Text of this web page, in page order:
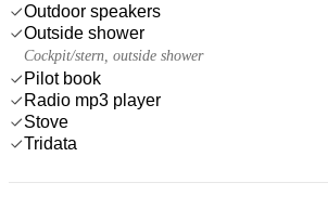
Outdoor speakers
Outside shower
Cockpit/stern, outside shower
Pilot book
Radio mp3 player
Stove
Tridata